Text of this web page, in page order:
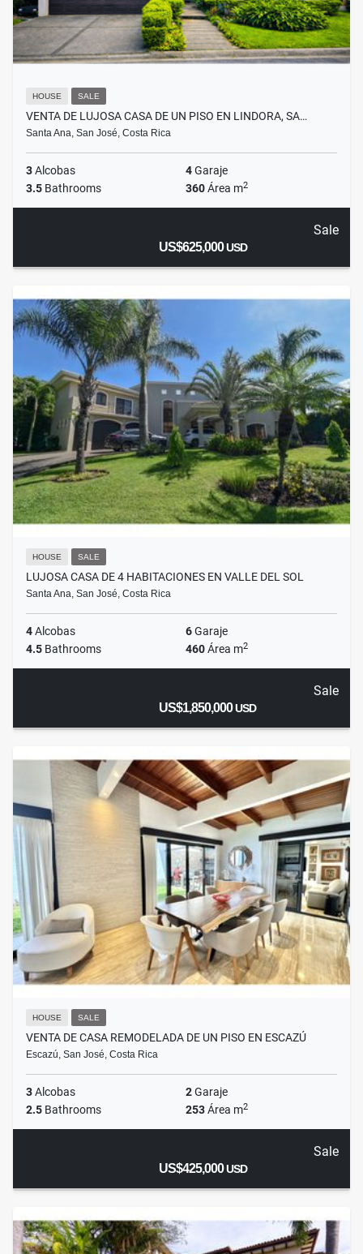
HOUSE SALE
VENTA DE LUJOSA CASA DE UN PISO EN LINDORA, SA…
Santa Ana, San José, Costa Rica
3Alcobas 4Garaje
3.5 Bathrooms 360Área m2
Sale
US$625,000USD
HOUSE SALE
LUJOSA CASA DE 4 HABITACIONES EN VALLE DEL SOL
Santa Ana, San José, Costa Rica
4Alcobas 6Garaje
4.5 Bathrooms 460Área m2
Sale
US$1,850,000USD
HOUSE SALE
VENTA DE CASA REMODELADA DE UN PISO EN ESCAZÚ
Escazú, San José, Costa Rica
3Alcobas 2Garaje
2.5 Bathrooms 253Área m2
Sale
US$425,000USD